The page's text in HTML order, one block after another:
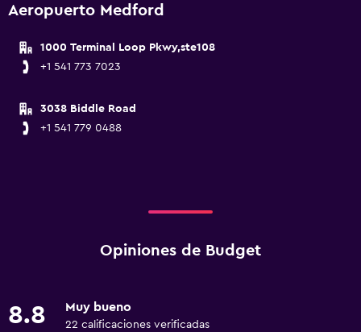
Aeropuerto Medford
1000 Terminal Loop Pkwy,ste108
+1 541 773 7023
3038 Biddle Road
+1 541 779 0488
Opiniones de Budget
8.8 Muy bueno
22 calificaciones verificadas